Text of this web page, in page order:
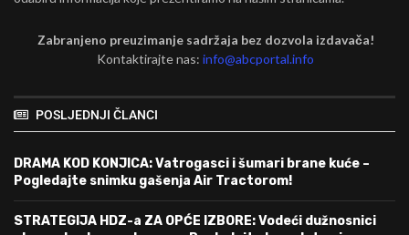
Zabranjeno preuzimanje sadržaja bez dozvola izdavača!
Kontaktirajte nas:info@abcportal.info
POSLJEDNJI ČLANCI
DRAMA KOD KONJICA: Vatrogasci i šumari brane kuće –
Pogledajte snimku gašenja Air Tractorom!
STRATEGIJA HDZ-a ZA OPĆE IZBORE: Vodeći dužnosnici